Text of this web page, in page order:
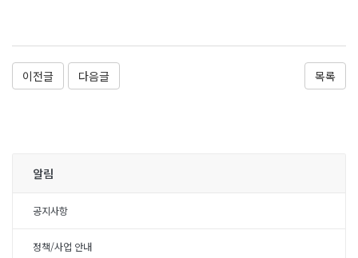
이전글 다음글 목록
알림
공지사항
정책/사업 안내